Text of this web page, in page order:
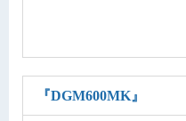
『DGM600MK』